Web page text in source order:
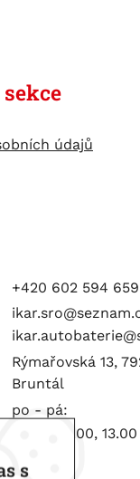
údajů
+420 602 594 659
Rýmařovská 13,
Bruntál
po - pá:
7.00 – 12.00,
s